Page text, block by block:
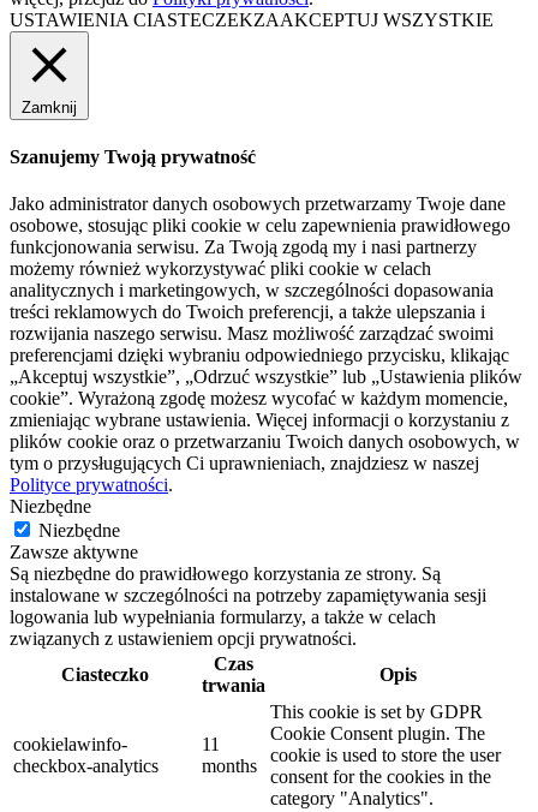
USTAWIENIA CIASTECZEKZAAKCEPTUJ WSZYSTKIE
Zamknij
Szanujemy Twoją prywatność
Jako administrator danych osobowych przetwarzamy Twoje dane
osobowe, stosując pliki cookie w celu zapewnienia prawidłowego
funkcjonowania serwisu. Za Twoją zgodą my i nasi partnerzy
możemy również wykorzystywać pliki cookie w celach
analitycznych i marketingowych, w szczególności dopasowania
treści reklamowych do Twoich preferencji, a także ulepszania i
rozwijania naszego serwisu. Masz możliwość zarządzać swoimi
preferencjami dzięki wybraniu odpowiedniego przycisku, klikając
„Akceptuj wszystkie”, „Odrzuć wszystkie” lub „Ustawienia plików
cookie”. Wyrażoną zgodę możesz wycofać w każdym momencie,
zmieniając wybrane ustawienia. Więcej informacji o korzystaniu z
plików cookie oraz o przetwarzaniu Twoich danych osobowych, w
tym o przysługujących Ci uprawnieniach, znajdziesz w naszej
Polityce prywatności.
Niezbędne
Niezbędne
Zawsze aktywne
Są niezbędne do prawidłowego korzystania ze strony. Są
instalowane w szczególności na potrzeby zapamiętywania sesji
logowania lub wypełniania formularzy, a także w celach
związanych z ustawieniem opcji prywatności.
Ciasteczko
Czas
trwania
Opis
cookielawinfo-
checkbox-analytics
11
months
This cookie is set by GDPR
Cookie Consent plugin. The
cookie is used to store the user
consent for the cookies in the
category "Analytics".